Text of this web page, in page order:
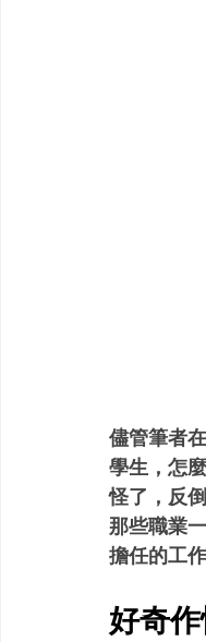
儘管筆者
學生，怎
怪了，反
那些職業
擔任的工作
好奇